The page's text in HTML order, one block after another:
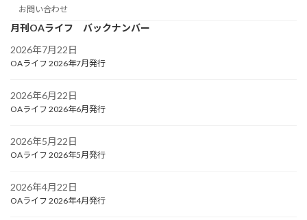
お問い合わせ
月刊OAライフ バックナンバー
2026年7月22日
OAライフ 2026年7月発行
2026年6月22日
OAライフ 2026年6月発行
2026年5月22日
OAライフ 2026年5月発行
2026年4月22日
OAライフ 2026年4月発行